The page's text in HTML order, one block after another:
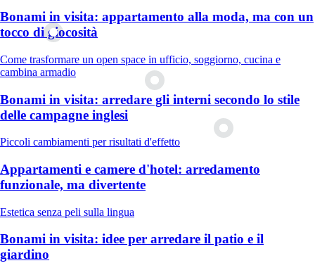
Bonami in visita: appartamento alla moda, ma con un
tocco di giocosità
Come trasformare un open space in ufficio, soggiorno, cucina e
cambina armadio
Bonami in visita: arredare gli interni secondo lo stile
delle campagne inglesi
Piccoli cambiamenti per risultati d'effetto
Appartamenti e camere d'hotel: arredamento
funzionale, ma divertente
Estetica senza peli sulla lingua
Bonami in visita: idee per arredare il patio e il
giardino